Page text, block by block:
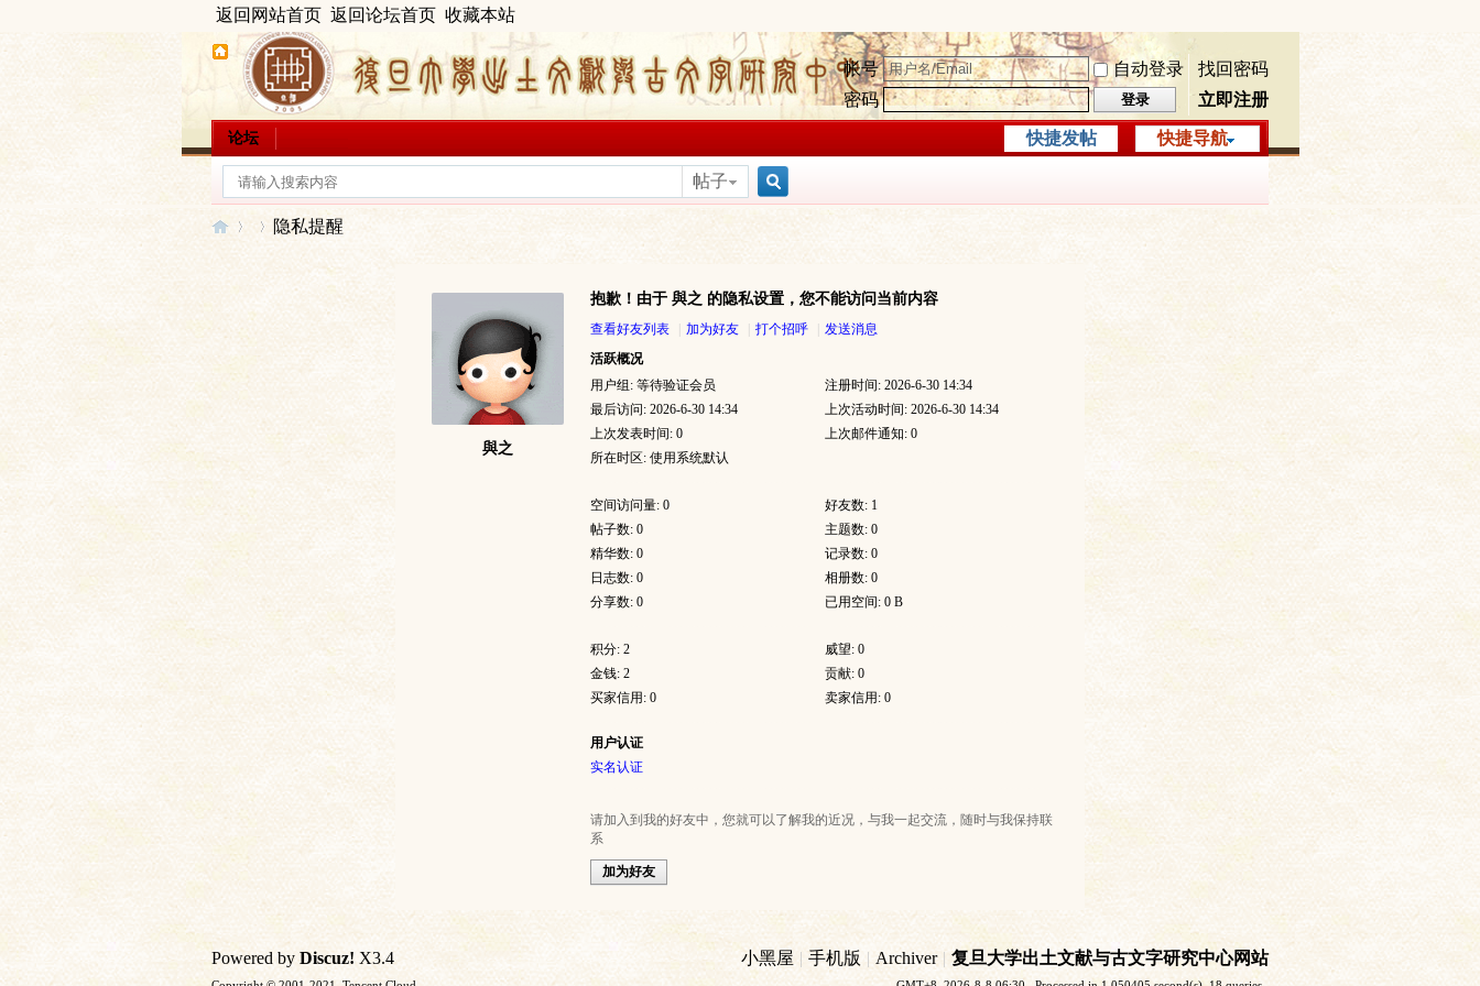
返回网站首页 返回论坛首页 收藏本站
帐号 自动登录
找回密码
密码
登录 立即注册
快捷导航
论坛 快捷发帖
帖子
索
土
献
›
隐私提醒
與之
抱歉！由于 與之 的隐私设置，您不能访问当前内容
查看好友列表 加为好友 打个招呼
发送消息
活跃概况
用户组: 等待验证会员
注册时间: 2026-6-30 14:34
最后访问: 2026-6-30 14:34
上次活动时间: 2026-6-30 14:34
上次发表时间: 0
上次邮件通知: 0
所在时区: 使用系统默认
空间访问量: 0
好友数: 1
帖子数: 0
主题数: 0
精华数: 0
记录数: 0
日志数: 0
相册数: 0
分享数: 0
已用空间: 0 B
积分: 2
威望: 0
金钱: 2
贡献: 0
买家信用: 0
卖家信用: 0
用户认证
实名认证
请加入到我的好友中，您就可以了解我的近况，与我一起交流，随时与我保持联
系
加为好友
小黑屋 | 手机版 | Archiver | 复旦大学出土文献与古文字研究中心网站
Powered by Discuz! X3.4